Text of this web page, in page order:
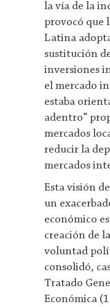
la vía de la
provocó que
Latina
sustitución
inversiones
el mercado
estaba
adentro”
mercados
reducir la
mercados
Esta visión
un
económico
creación de
voluntad
consolidó,
Tratado
Económica